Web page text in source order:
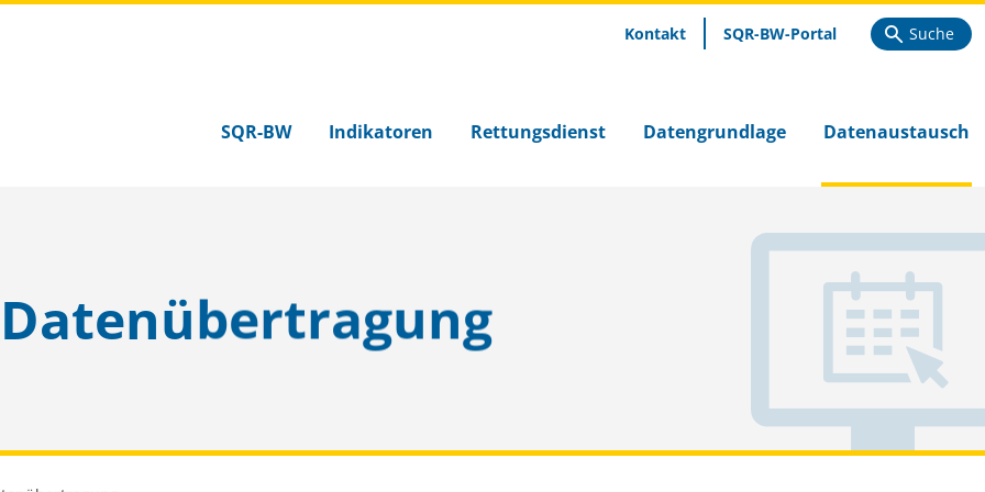
SQR-BW-Portal
Kontakt Suche
SQR-BW Indikatoren Rettungsdienst Datengrundlage Datenaustausch
Datenübertragung